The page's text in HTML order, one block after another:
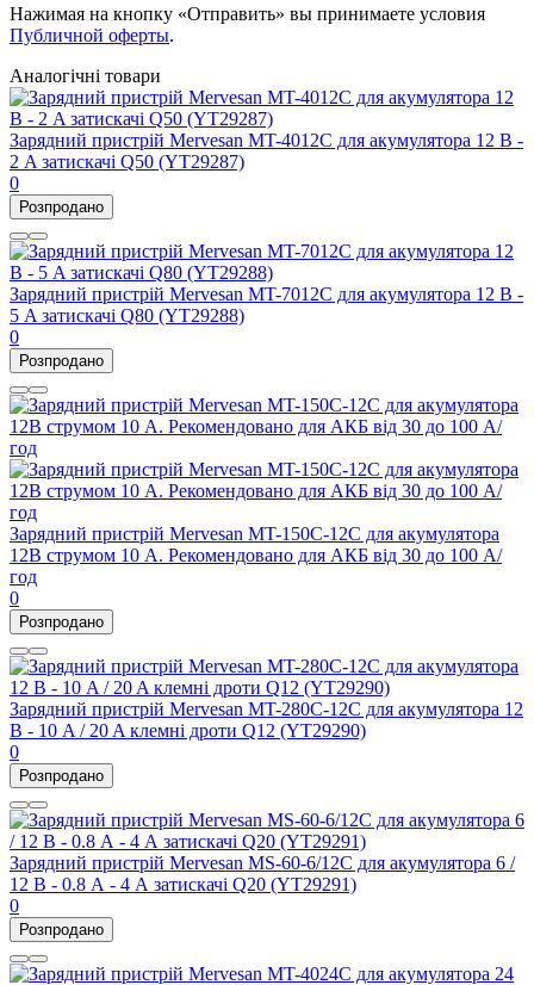
Нажимая на кнопку «Отправить» вы принимаете условия
Публичной оферты.
Аналогічні товари
Зарядний пристрій Mervesan MT-4012C для акумулятора 12 В -
2 A затискачі Q50 (YT29287)
0
Розпродано
Зарядний пристрій Mervesan MT-7012C для акумулятора 12 В -
5 A затискачі Q80 (YT29288)
0
Розпродано
Зарядний пристрій Mervesan MT-150C-12C для акумулятора
12В струмом 10 А. Рекомендовано для АКБ від 30 до 100 А/
год
0
Розпродано
Зарядний пристрій Mervesan MT-280C-12C для акумулятора 12
В - 10 A / 20 A клемні дроти Q12 (YT29290)
0
Розпродано
Зарядний пристрій Mervesan MS-60-6/12C для акумулятора 6 /
12 В - 0.8 А - 4 А затискачі Q20 (YT29291)
0
Розпродано